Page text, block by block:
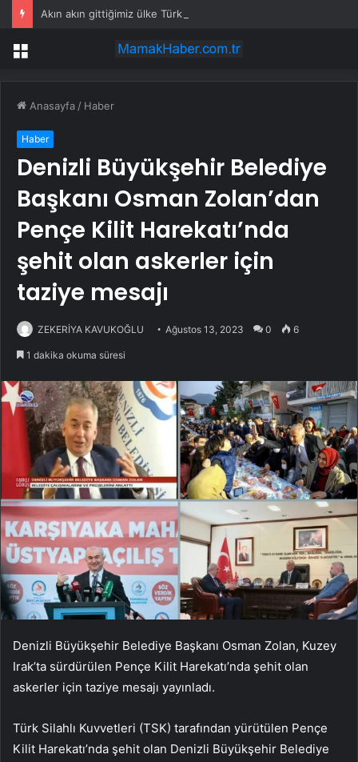
Akın akın gittiğimiz ülke Türklere vize şartı getiriyor
Menü
Anasayfa / Haber
Haber
Denizli Büyükşehir Belediye
Başkanı Osman Zolan’dan
Pençe Kilit Harekatı’nda
şehit olan askerler için
taziye mesajı
ZEKERİYA KAVUKOĞLU Ağustos 13, 2023 0 6
1 dakika okuma süresi
Denizli Büyükşehir Belediye Başkanı Osman Zolan, Kuzey
Irak’ta sürdürülen Pençe Kilit Harekatı’nda şehit olan
askerler için taziye mesajı yayınladı.
Türk Silahlı Kuvvetleri (TSK) tarafından yürütülen Pençe
Kilit Harekatı’nda şehit olan Denizli Büyükşehir Belediye